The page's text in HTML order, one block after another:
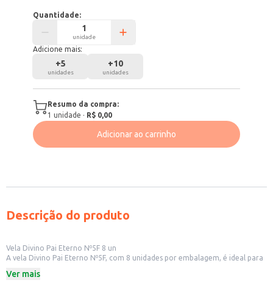
Quantidade:
unidade
Adicione mais:
+5
unidades
+10
unidades
Resumo da compra:
1 unidade · R$ 0,00
Adicionar ao carrinho
Descrição do produto
Vela Divino Pai Eterno Nº5F 8 un
A vela Divino Pai Eterno Nº5F, com 8 unidades por embalagem, é ideal para
estabelecimentos comerciais. Seu formato e tamanho são adequados para
Ver mais